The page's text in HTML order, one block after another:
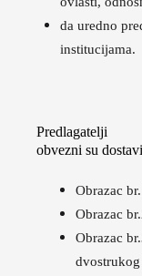
da uredno
institucijama.
Predlagatelji
obvezni su
Obrazac
Obrazac
Obrazac